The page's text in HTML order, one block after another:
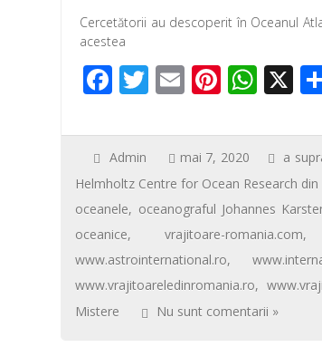
ac
e
b
o
o
k
wi
tt
er
ail
nt
er
e
st
h
at
s
A
p
p
Cercetătorii au descoperit în Oceanul
acestea
F
e
b
o
o
k
T
tt
er
E
ail
Pi
er
e
st
W
at
s
A
p
p
X
Admin mai 7, 2020 a
Helmholtz Centre for Ocean Research din
oceanele, oceanograful Johannes
oceanice,vrajitoare-romania.com
www.astrointernational.ro,
www.vrajitoareledinromania.ro,
Mistere
Nu sunt comentarii »